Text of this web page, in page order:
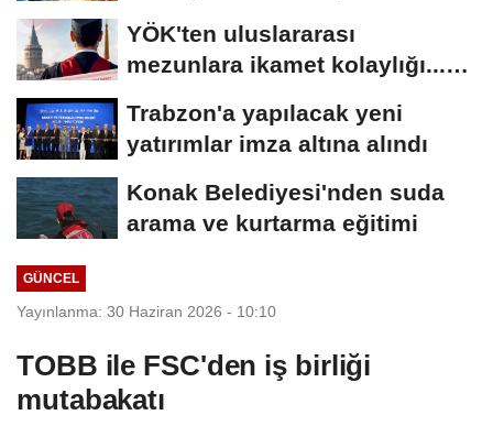
savunma sistemleriyle...
YÖK'ten uluslararası
mezunlara ikamet kolaylığı...
Trabzon'a yapılacak yeni
yatırımlar imza altına alındı
Konak Belediyesi'nden suda
arama ve kurtarma eğitimi
GÜNCEL
Yayınlanma: 30 Haziran 2026 - 10:10
TOBB ile FSC'den iş birliği
mutabakatı